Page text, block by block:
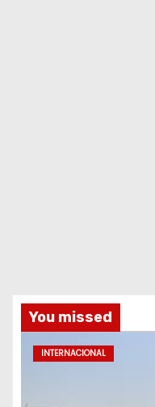
You missed
INTERNACIONAL